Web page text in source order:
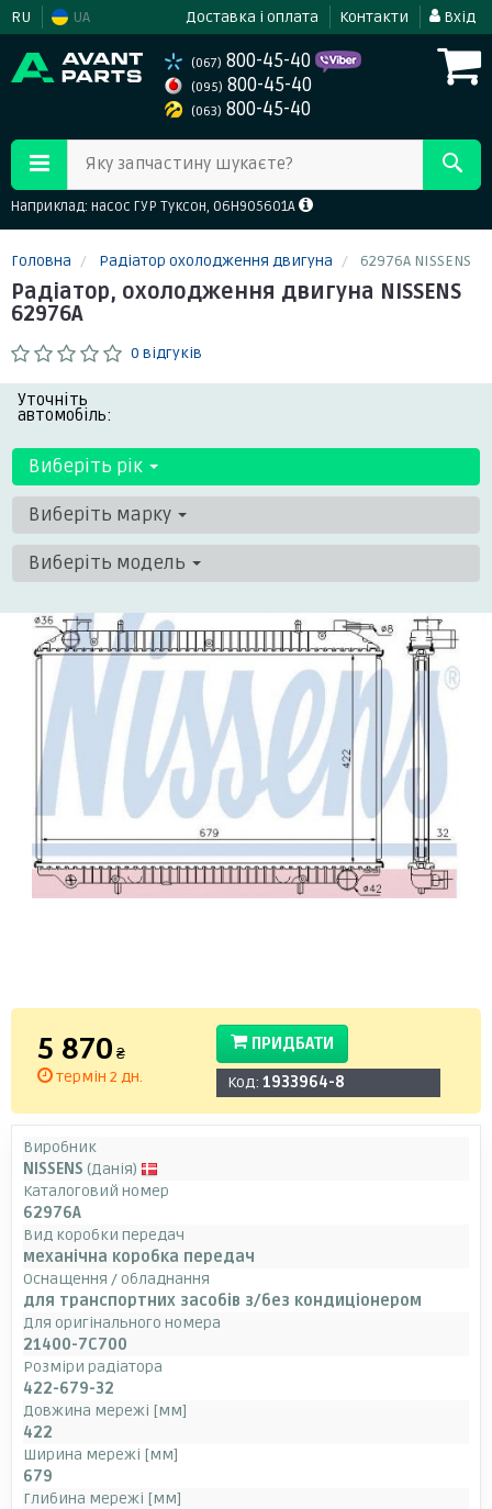
RU UA Доставка і оплата Контакти Вхід
(067) 800-45-40
(095) 800-45-40
(063) 800-45-40
Яку запчастину шукаєте?
Наприклад: насос ГУР Туксон, 06H905601A
Головна Радіатор охолодження двигуна 62976A NISSENS
Радіатор, охолодження двигуна NISSENS
62976A
0 відгуків
Уточніть
автомобіль:
Виберіть рік
Виберіть марку
Виберіть модель
5 870 ₴
термін 2 дн.
ПРИДБАТИ
Код: 1933964-8
Виробник
NISSENS (Данія)
Каталоговий номер
62976A
Вид коробки передач
механічна коробка передач
Оснащення / обладнання
для транспортних засобів з/без кондиціонером
Для оригінального номера
21400-7C700
Розміри радіатора
422-679-32
Довжина мережі [мм]
422
Ширина мережі [мм]
679
Глибина мережі [мм]